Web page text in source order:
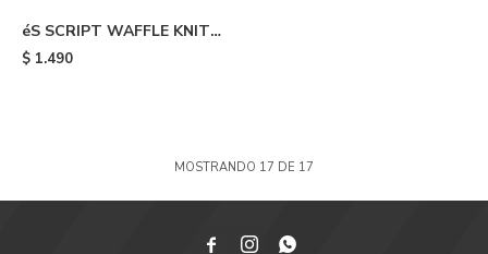
éS SCRIPT WAFFLE KNIT
BEANIE - 600
$ 1.490
MOSTRANDO 17 DE 17
  